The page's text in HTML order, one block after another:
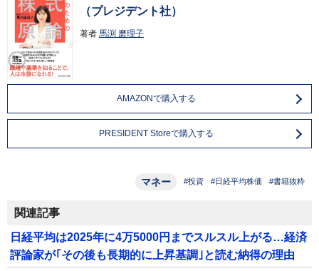
（プレジデント社）
著者 馬渕 磨理子
AMAZONで購入する
PRESIDENT Storeで購入する
マネー #投資 #日経平均株価 #書籍抜粋
関連記事
日経平均は2025年に4万5000円までスルスル上がる…経済
評論家が｢その後も長期的に上昇基調｣と読む納得の理由